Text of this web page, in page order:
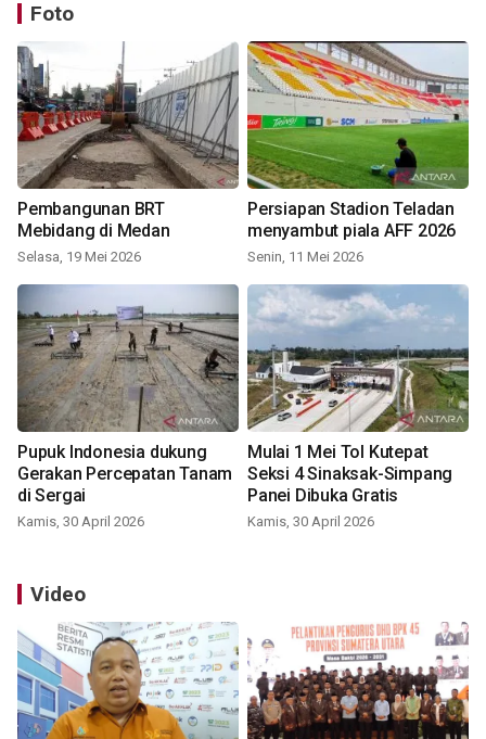
Foto
Pembangunan BRT
Mebidang di Medan
Selasa, 19 Mei 2026
Persiapan Stadion Teladan
menyambut piala AFF 2026
Senin, 11 Mei 2026
Pupuk Indonesia dukung
Gerakan Percepatan Tanam
di Sergai
Kamis, 30 April 2026
Mulai 1 Mei Tol Kutepat
Seksi 4 Sinaksak-Simpang
Panei Dibuka Gratis
Kamis, 30 April 2026
Video